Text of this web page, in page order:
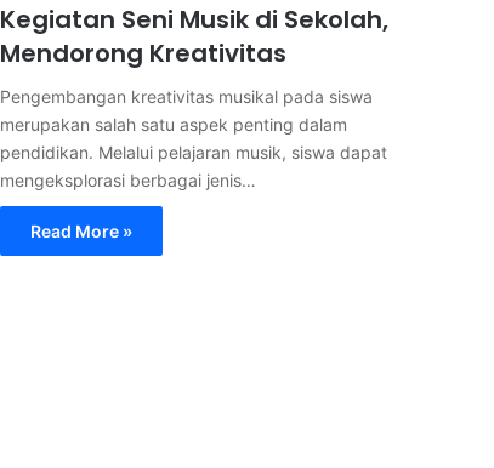
Kegiatan Seni Musik di Sekolah,
Mendorong Kreativitas
Pengembangan kreativitas musikal pada siswa
merupakan salah satu aspek penting dalam
pendidikan. Melalui pelajaran musik, siswa dapat
mengeksplorasi berbagai jenis…
Read More »